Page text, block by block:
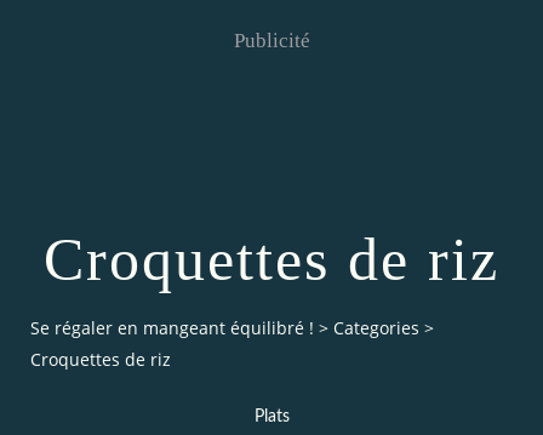
Publicité
Croquettes de riz
Se régaler en mangeant équilibré ! > Categories >
Croquettes de riz
Plats